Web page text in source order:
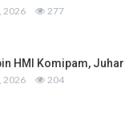
2026 277
HMI Komipam,
2026 204